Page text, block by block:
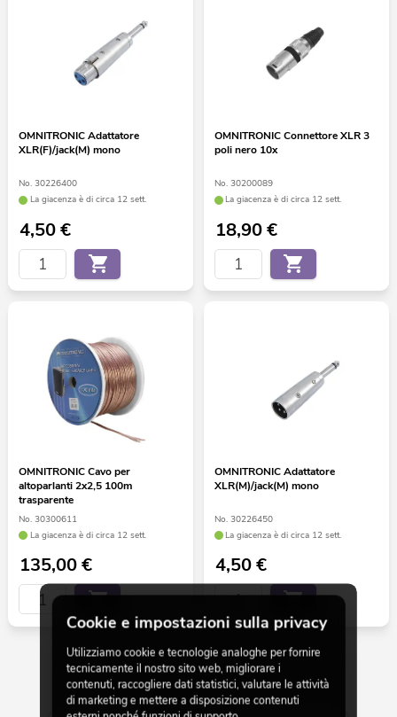
OMNITRONIC Adattatore
XLR(F)/jack(M) mono
No. 30226400
La giacenza è di circa 12 sett.
4,50€
OMNITRONIC Connettore XLR 3
poli nero 10x
No. 30200089
La giacenza è di circa 12 sett.
18,90€
OMNITRONIC Cavo per
altoparlanti 2x2,5 100m
trasparente
No. 30300611
La giacenza è di circa 12 sett.
135,00€
OMNITRONIC Adattatore
XLR(M)/jack(M) mono
No. 30226450
La giacenza è di circa 12 sett.
4,50€
30 da 414
Cookie e impostazioni sulla privacy
Utilizziamo cookie e tecnologie analoghe per fornire
tecnicamente il nostro sito web, migliorare i
contenuti, raccogliere dati statistici, valutare le attività
di marketing e mettere a disposizione contenuti